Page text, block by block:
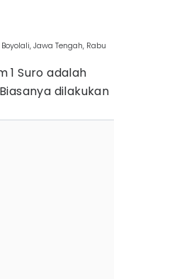
Jawa Tengah, Rabu
1 Suro adalah
dilakukan